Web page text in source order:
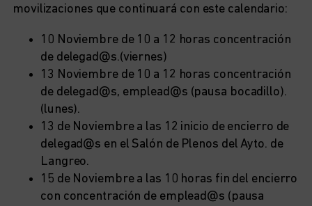
movilizaciones que continuará con este calendario:
10 Noviembre de 10 a 12 horas concentración
de delegad@s.(viernes)
13 Noviembre de 10 a 12 horas concentración
de delegad@s, emplead@s (pausa bocadillo).
(lunes).
13 de Noviembre a las 12 inicio de encierro de
delegad@s en el Salón de Plenos del Ayto. de
Langreo.
15 de Noviembre a las 10 horas fin del encierro
con concentración de emplead@s (pausa